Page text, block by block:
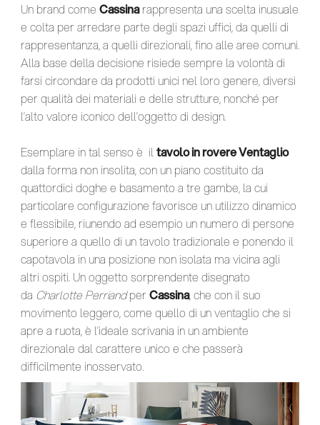
Un brand come Cassinarappresenta una scelta inusuale
e colta per arredare parte degli spazi uffici, da quelli di
rappresentanza, a quelli direzionali, fino alle aree comuni.
Alla base della decisione risiede sempre la volontà di
farsi circondare da prodotti unici nel loro genere, diversi
per qualità dei materiali e delle strutture, nonché per
l’alto valore iconico dell’oggetto di design.
Esemplare in tal senso è iltavolo in rovere Ventaglio
dalla forma non insolita, con un piano costituito da
quattordici doghe e basamento a tre gambe, la cui
particolare configurazione favorisce un utilizzo dinamico
e flessibile, riunendo ad esempio un numero di persone
superiore a quello di un tavolo tradizionale e ponendo il
capotavola in una posizione non isolata ma vicina agli
altri ospiti. Un oggetto sorprendente disegnato
da Charlotte Perriandper Cassina, che con il suo
movimento leggero, come quello di un ventaglio che si
apre a ruota, è l’ideale scrivania in un ambiente
direzionale dal carattere unico e che passerà
difficilmente inosservato.